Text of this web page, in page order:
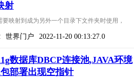
射
要映射到成为另外一个目录下文件夹时使用，
世界门户 2022-11-20 00:13:27.0
数据库DBCP连接池,JAVA环境
部署出现空指针